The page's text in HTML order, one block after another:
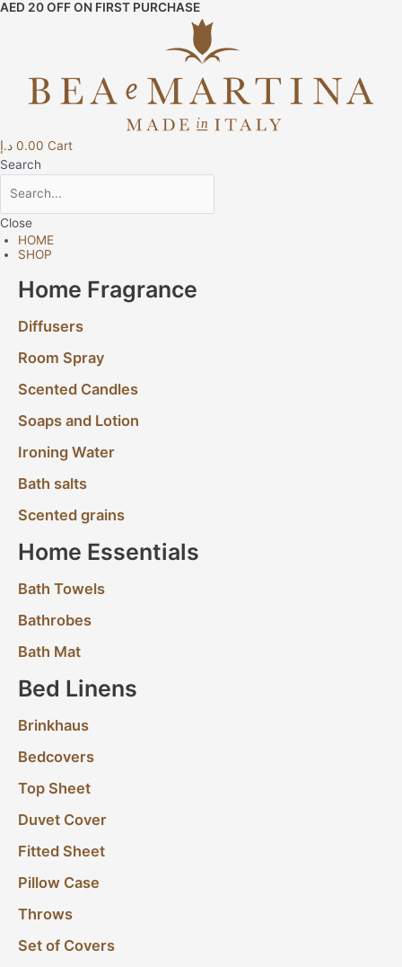
Skip
AED 20 OFF ON FIRST PURCHASE
0.00 د.إ
Cart
Search
Close
HOME
SHOP
Home Fragrance
Diffusers
Room Spray
Scented Candles
Soaps and Lotion
Ironing Water
Bath salts
Scented grains
Home Essentials
Bath Towels
Bathrobes
Bath Mat
Bed Linens
Brinkhaus
Bedcovers
Top Sheet
Duvet Cover
Fitted Sheet
Pillow Case
Throws
Set of Covers
Post